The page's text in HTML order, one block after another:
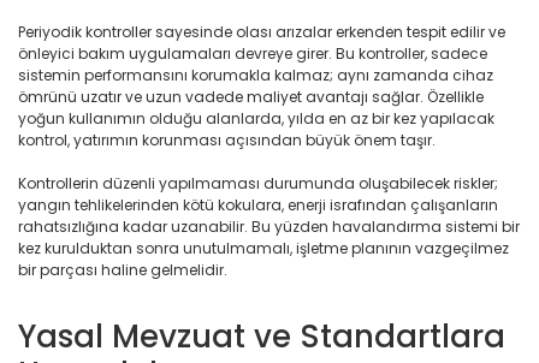
Periyodik kontroller sayesinde olası arızalar erkenden tespit edilir ve
önleyici bakım uygulamaları devreye girer. Bu kontroller, sadece
sistemin performansını korumakla kalmaz; aynı zamanda cihaz
ömrünü uzatır ve uzun vadede maliyet avantajı sağlar. Özellikle
yoğun kullanımın olduğu alanlarda, yılda en az bir kez yapılacak
kontrol, yatırımın korunması açısından büyük önem taşır.
Kontrollerin düzenli yapılmaması durumunda oluşabilecek riskler;
yangın tehlikelerinden kötü kokulara, enerji israfından çalışanların
rahatsızlığına kadar uzanabilir. Bu yüzden havalandırma sistemi bir
kez kurulduktan sonra unutulmamalı, işletme planının vazgeçilmez
bir parçası haline gelmelidir.
Yasal Mevzuat ve Standartlara